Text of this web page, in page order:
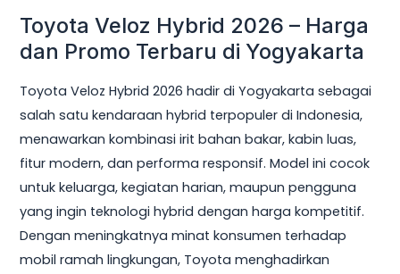
Toyota Veloz Hybrid 2026 – Harga
dan Promo Terbaru di Yogyakarta
Toyota Veloz Hybrid 2026 hadir di Yogyakarta sebagai
salah satu kendaraan hybrid terpopuler di Indonesia,
menawarkan kombinasi irit bahan bakar, kabin luas,
fitur modern, dan performa responsif. Model ini cocok
untuk keluarga, kegiatan harian, maupun pengguna
yang ingin teknologi hybrid dengan harga kompetitif.
Dengan meningkatnya minat konsumen terhadap
mobil ramah lingkungan, Toyota menghadirkan